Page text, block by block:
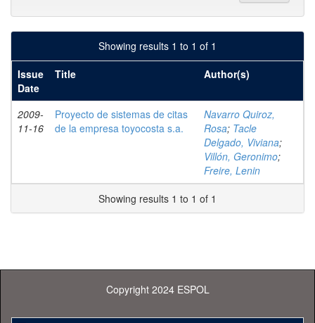
Showing results 1 to 1 of 1
Issue
Date
Title Author(s)
2009-
11-16
Proyecto de sistemas de citas
de la empresa toyocosta s.a.
Navarro Quiroz,
Rosa; Tacle
Delgado, Viviana;
Villón, Geronimo;
Freire, Lenin
Showing results 1 to 1 of 1
Copyright 2024 ESPOL